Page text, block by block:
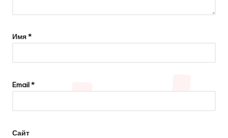
Имя*
Email*
Сайт